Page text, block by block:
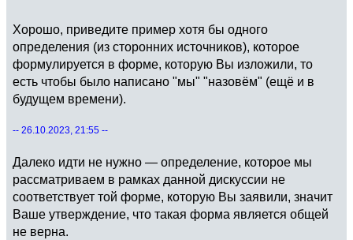
Хорошо, приведите пример хотя бы одного
определения (из сторонних источников), которое
формулируется в форме, которую Вы изложили, то
есть чтобы было написано "мы" "назовём" (ещё и в
будущем времени).
-- 26.10.2023, 21:55 --
Далеко идти не нужно — определение, которое мы
рассматриваем в рамках данной дискуссии не
соответствует той форме, которую Вы заявили, значит
Ваше утверждение, что такая форма является общей
не верна.